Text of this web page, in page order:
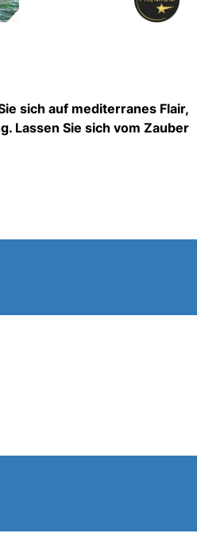
sich auf mediterranes Flair,
Lassen Sie sich vom Zauber